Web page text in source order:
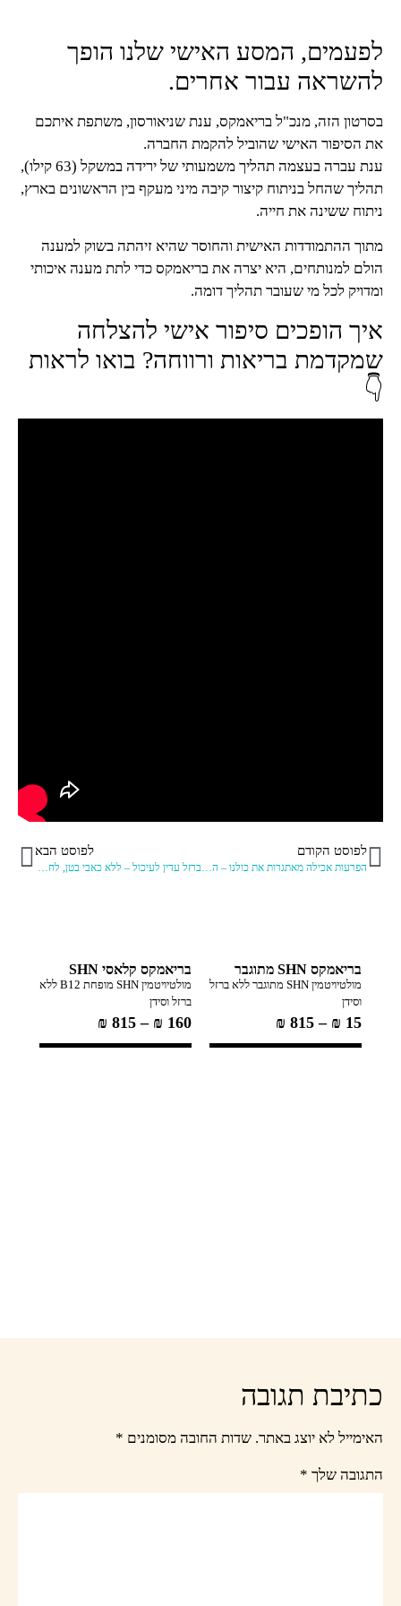
לפעמים, המסע האישי שלנו הופך
להשראה עבור אחרים.
בסרטון הזה, מנכ"ל בריאמקס, ענת שניאורסון, משתפת איתכם
את הסיפור האישי שהוביל להקמת החברה.
ענת עברה בעצמה תהליך משמעותי של ירידה במשקל (63 קילו),
תהליך שהחל בניתוח קיצור קיבה מיני מעקף בין הראשונים בארץ,
ניתוח ששינה את חייה.
מתוך ההתמודדות האישית והחוסר שהיא זיהתה בשוק למענה
הולם למנותחים, היא יצרה את בריאמקס כדי לתת מענה איכותי
ומדויק לכל מי שעובר תהליך דומה.
איך הופכים סיפור אישי להצלחה
שמקדמת בריאות ורווחה? בואו לראות
👇
לפוסט הקודם
הפרעות אכילה מאתגרות את כולנו – האזינו למפגש מרתק בנושא
לפוסט הבא
ברזל עדין לעיכול – ללא כאבי בטן, לחיזוק הגוף ולהתמודדות עם אנמיה
בריאמקס SHN מתוגבר
מולטיויטמין SHN מתוגבר ללא ברזל
וסידן
₪ 15
–
₪ 815
בריאמקס קלאסי SHN
מולטיויטמין SHN מופחת B12 ללא
ברזל וסידן
₪ 160
–
₪ 815
כתיבת תגובה
האימייל לא יוצג באתר. שדות החובה מסומנים *
התגובה שלך*